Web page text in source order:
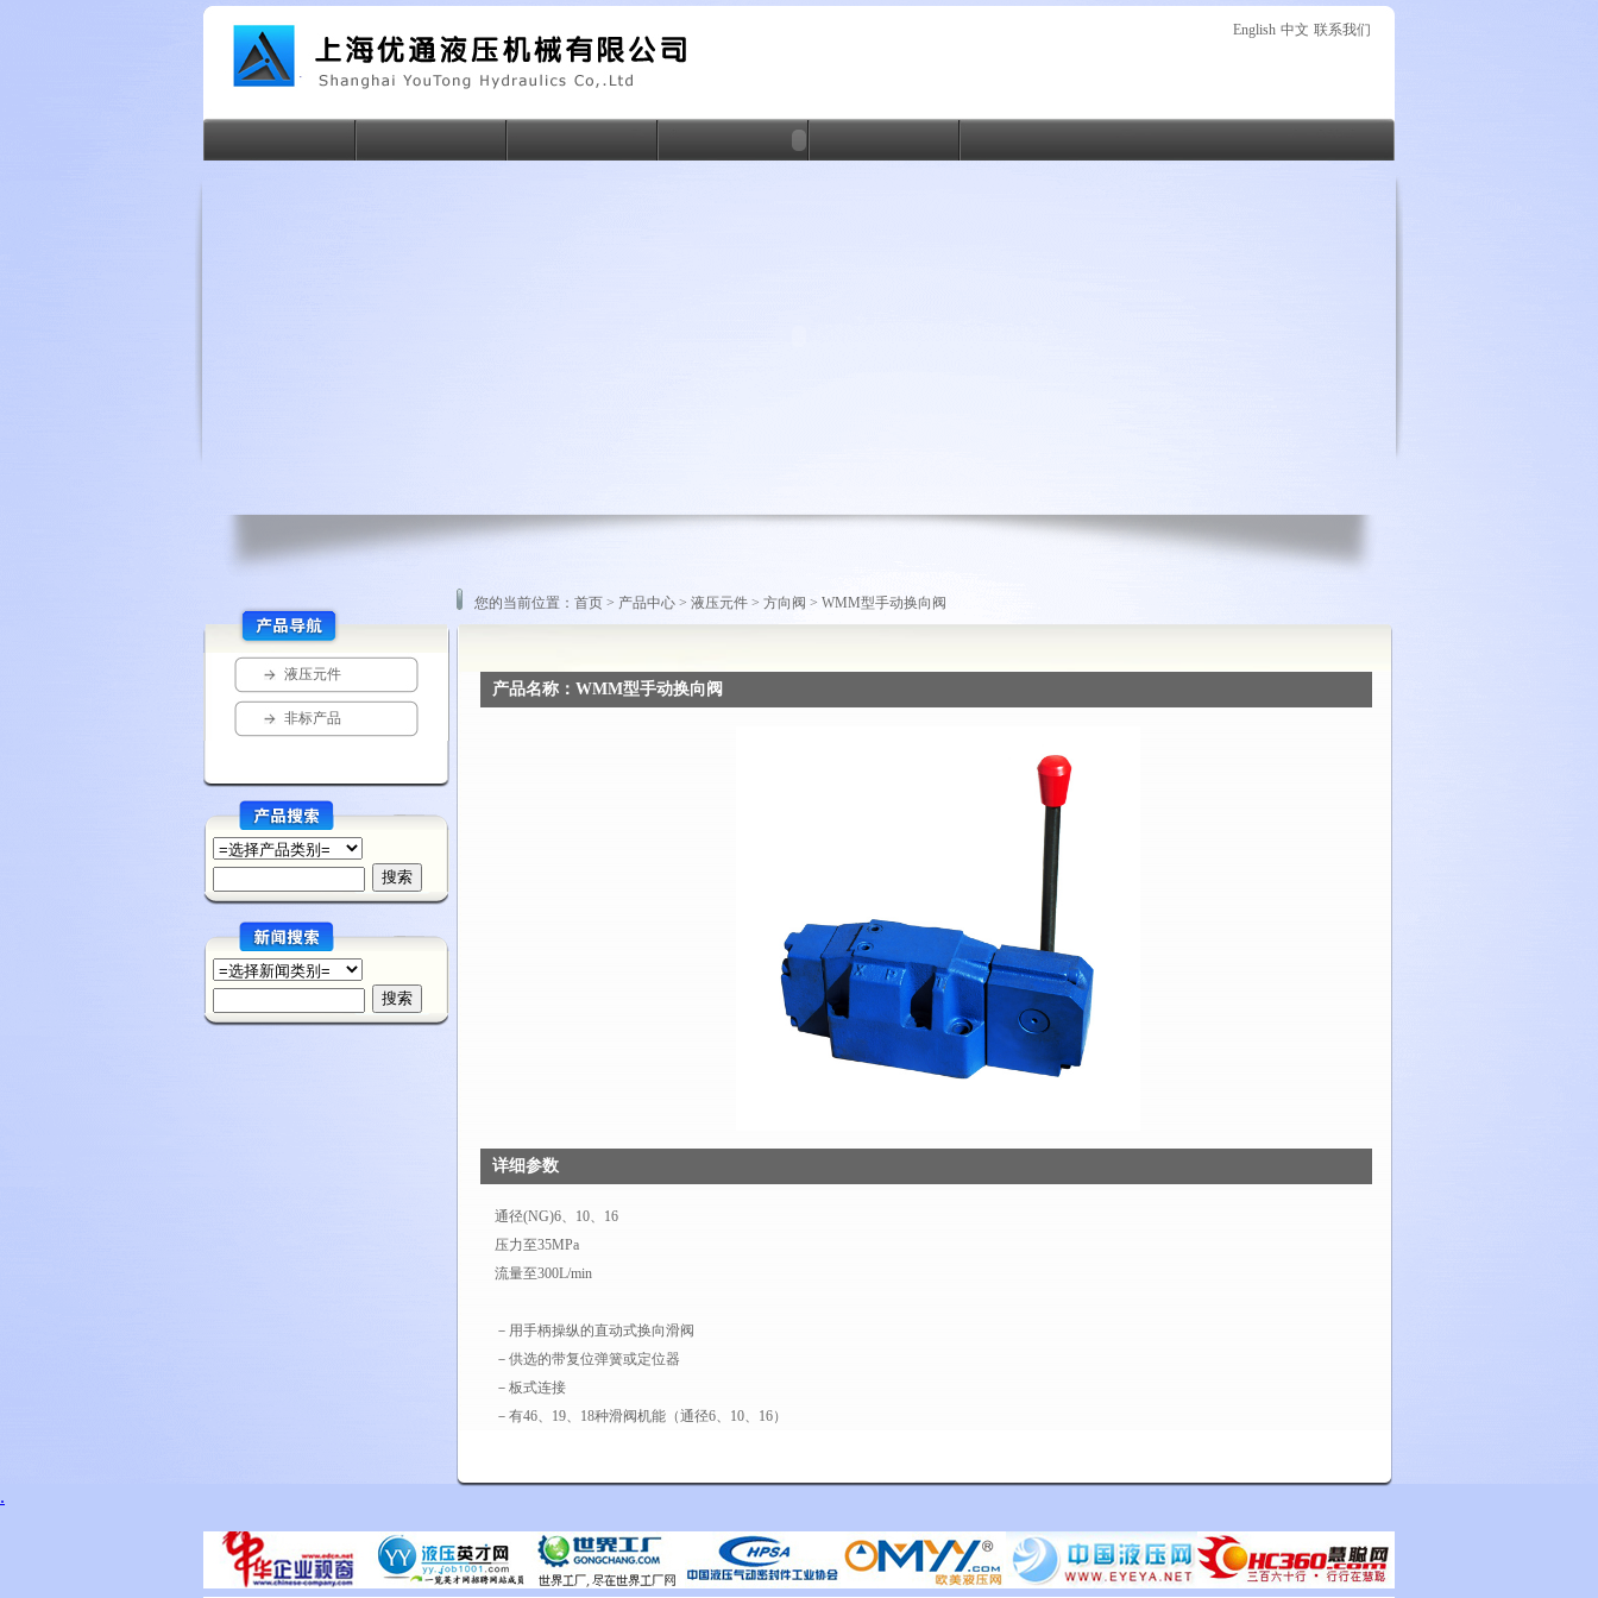
English 中文 联系我们
液压元件
方向阀
压力阀
单向阀
压力继电器、压...
比例溢流阀、比...
非标产品
您的当前位置：首页 > 产品中心 > 液压元件 > 方向阀 > WMM型手动换向阀
产品名称：WMM型手动换向阀
详细参数
通径(NG)6、10、16
压力至35MPa
流量至300L/min
－用手柄操纵的直动式换向滑阀
－供选的带复位弹簧或定位器
－板式连接
－有46、19、18种滑阀机能（通径6、10、16）
.